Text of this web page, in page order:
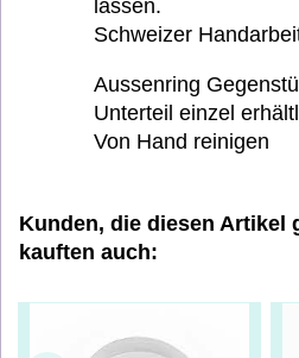
lassen.
Schweizer
Aussenring
Unterteil einzel
Von Hand reinigen
Kunden, die diesen Artikel
kauften auch: